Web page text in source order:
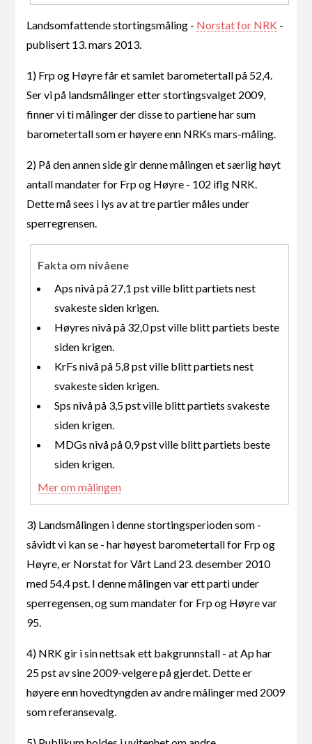
Landsomfattende stortingsmåling - Norstat for NRK -
publisert 13. mars 2013.
1) Frp og Høyre får et samlet barometertall på 52,4.
Ser vi på landsmålinger etter stortingsvalget 2009,
finner vi ti målinger der disse to partiene har sum
barometertall som er høyere enn NRKs mars-måling.
2) På den annen side gir denne målingen et særlig høyt
antall mandater for Frp og Høyre - 102 iflg NRK.
Dette må sees i lys av at tre partier måles under
sperregrensen.
Fakta om nivåene
Aps nivå på 27,1 pst ville blitt partiets nest
svakeste siden krigen.
Høyres nivå på 32,0 pst ville blitt partiets beste
siden krigen.
KrFs nivå på 5,8 pst ville blitt partiets nest
svakeste siden krigen.
Sps nivå på 3,5 pst ville blitt partiets svakeste
siden krigen.
MDGs nivå på 0,9 pst ville blitt partiets beste
siden krigen.
Mer om målingen
3) Landsmålingen i denne stortingsperioden som -
såvidt vi kan se - har høyest barometertall for Frp og
Høyre, er Norstat for Vårt Land 23. desember 2010
med 54,4 pst. I denne målingen var ett parti under
sperregensen, og sum mandater for Frp og Høyre var
95.
4) NRK gir i sin nettsak ett bakgrunnstall - at Ap har
25 pst av sine 2009-velgere på gjerdet. Dette er
høyere enn hovedtyngden av andre målinger med 2009
som referansevalg.